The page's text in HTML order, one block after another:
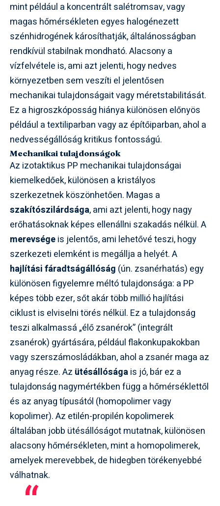
mint például a koncentrált salétromsav, vagy
magas hőmérsékleten egyes halogénezett
szénhidrogének károsíthatják, általánosságban
rendkívül stabilnak mondható. Alacsony a
vízfelvétele is, ami azt jelenti, hogy nedves
környezetben sem veszíti el jelentősen
mechanikai tulajdonságait vagy méretstabilitását.
Ez a higroszkóposság hiánya különösen előnyös
például a textiliparban vagy az építőiparban, ahol a
nedvességállóság kritikus fontosságú.
Mechanikai tulajdonságok
Az izotaktikus PP mechanikai tulajdonságai
kiemelkedőek, különösen a kristályos
szerkezetnek köszönhetően. Magas a
szakítószilárdsága, ami azt jelenti, hogy nagy
erőhatásoknak képes ellenállni szakadás nélkül. A
merevségeis jelentős, ami lehetővé teszi, hogy
szerkezeti elemként is megállja a helyét. A
hajlítási fáradtságállóság (ún. zsanérhatás) egy
különösen figyelemre méltó tulajdonsága: a PP
képes több ezer, sőt akár több millió hajlítási
ciklust is elviselni törés nélkül. Ez a tulajdonság
teszi alkalmassá „élő zsanérok” (integrált
zsanérok) gyártására, például flakonkupakokban
vagy szerszámosládákban, ahol a zsanér maga az
anyag része. Az ütésállóságais jó, bár ez a
tulajdonság nagymértékben függ a hőmérséklettől
és az anyag típusától (homopolimer vagy
kopolimer). Az etilén-propilén kopolimerek
általában jobb ütésállóságot mutatnak, különösen
alacsony hőmérsékleten, mint a homopolimerek,
amelyek merevebbek, de hidegben törékenyebbé
válhatnak.